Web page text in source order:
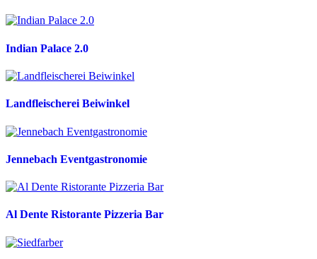
Indian Palace 2.0
Landfleischerei Beiwinkel
Jennebach Eventgastronomie
Al Dente Ristorante Pizzeria Bar